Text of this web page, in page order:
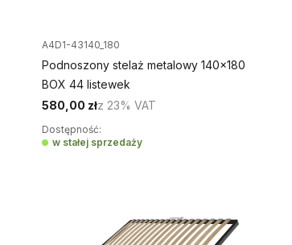
A4D1-43140_180
Podnoszony stelaż metalowy 140x180
BOX 44 listewek
580,00 złz 23% VAT
Dostępność:
w stałej sprzedaży